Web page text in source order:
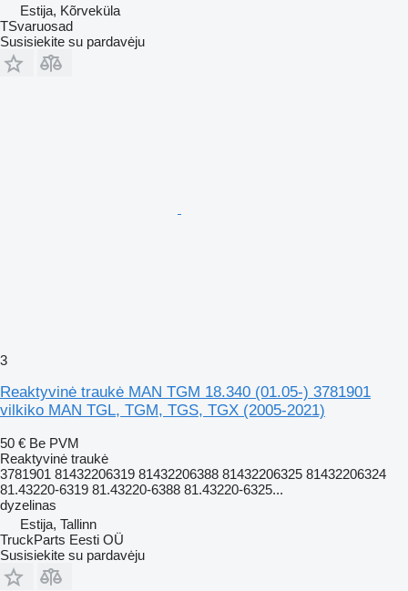
Estija, Kõrveküla
TSvaruosad
Susisiekite su pardavėju
3
Reaktyvinė traukė MAN TGM 18.340 (01.05-) 3781901
vilkiko MAN TGL, TGM, TGS, TGX (2005-2021)
50 € Be PVM
Reaktyvinė traukė
3781901 81432206319 81432206388 81432206325 81432206324
81.43220-6319 81.43220-6388 81.43220-6325...
dyzelinas
Estija, Tallinn
TruckParts Eesti OÜ
Susisiekite su pardavėju